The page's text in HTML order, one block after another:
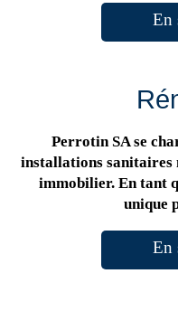
En
Perrotin SA se
installations sanitaires
immobilier. En tant
unique
En